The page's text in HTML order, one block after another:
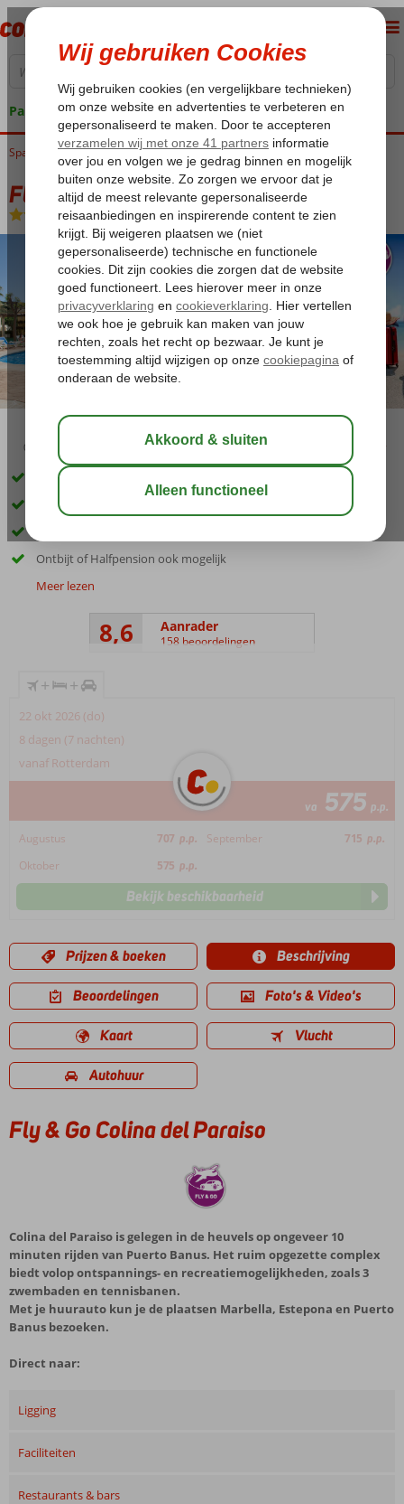
Pakketgarantie
Home
Spanje Costa del Sol Estepona Fly & Go Colina del Paraiso
Fly & Go Colina del Paraiso
Logies-Hotel
03:00 aug 31°C
Inclusief huurauto
Rustig gelegen tussen de heuvels
Ontbijt of Halfpension ook mogelijk
Meer lezen
8,6 Aanrader
158 beoordelingen
+ +
22 okt 2026 (do)
8 dagen (7 nachten)
vanaf Rotterdam
va 575 p.p.
Augustus 707 p.p. September 715 p.p.
Oktober
575 p.p.
Bekijk beschikbaarheid
Prijzen & boeken Beschrijving
Beoordelingen Foto's & Video's
Kaart Vlucht
Autohuur
Fly & Go Colina del Paraiso
Colina del Paraiso is gelegen in de heuvels op ongeveer 10
minuten rijden van Puerto Banus. Het ruim opgezette complex
biedt volop ontspannings- en recreatiemogelijkheden, zoals 3
zwembaden en tennisbanen.
Met je huurauto kun je de plaatsen Marbella, Estepona en Puerto
Banus bezoeken.
Direct naar:
Ligging
Faciliteiten
Restaurants & bars